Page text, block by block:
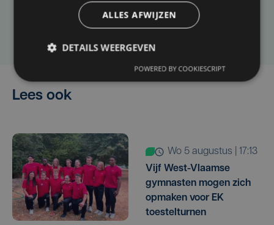
Laat het ons weten
Lees ook
wo 5 augustus | 17:13
Vijf West-Vlaamse
gymnasten mogen zich
opmaken voor EK
toestelturnen
ALLES AFWIJZEN
DETAILS WEERGEVEN
POWERED BY COOKIESCRIPT